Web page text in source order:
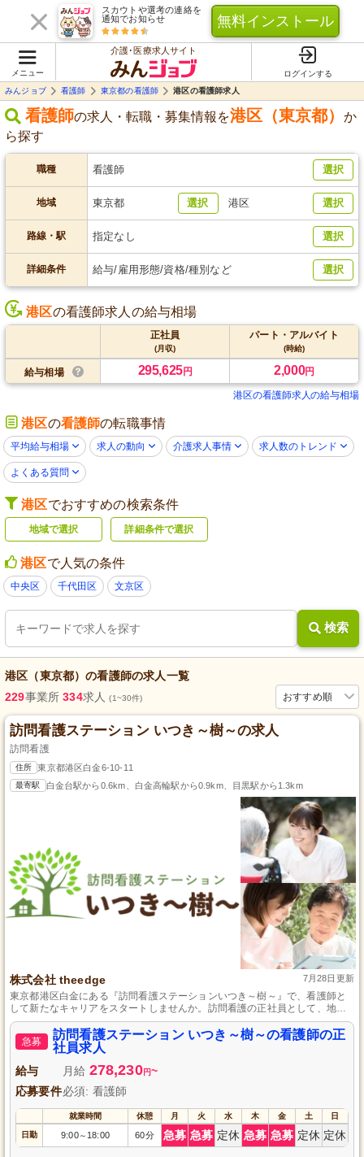
スカウトや選考の連絡を
通知でお知らせ
無料インストール
メニュー
介護･医療求人サイト
ログインする
みんジョブ
看護師 東京都の看護師 港区の看護師求人
看護師の求人・転職・募集情報を港区（東京都）
か
ら探す
職種 看護師 選択
地域 東京都 選択 港区 選択
路線・駅 指定なし 選択
詳細条件 給与/雇用形態/資格/種別など 選択
港区の看護師求人の給与相場
正社員
(月収)
パート・アルバイト
(時給)
給与相場 295,625円 2,000円
港区の看護師求人の給与相場
港区の看護師の転職事情
平均給与相場 求人の動向 介護求人事情 求人数のトレンド
よくある質問
港区でおすすめの検索条件
地域で選択 詳細条件で選択
港区で人気の条件
中央区 千代田区 文京区
検索
港区（東京都）の看護師の求人一覧
おすすめ順
229事業所 334求人(1~30件)
訪問看護ステーション いつき～樹～の求人
訪問看護
住所 東京都港区白金6-10-11
最寄駅 白金台駅から0.6km、白金高輪駅から0.9km、目黒駅から1.3km
株式会社 theedge 7月28日更新
東京都港区白金にある『訪問看護ステーションいつき～樹～』で、看護師と
して新たなキャリアをスタートしませんか。訪問看護の正社員として、地域
社会での生活を支えるやりがいと成長が待っています。未経験からでも確実
に成長できる教育体制が整っており、充実した研修制度とキャリアアップの
サポートが提供されています。緑豊かな職場環境で、一緒に在宅医療の未来
を創りましょう。あなたの力を必要としています。
急募
訪問看護ステーション いつき～樹～の看護師の正
社員求人
給与 月給 278,230円~
応募要件必須: 看護師
就業時間 休憩 月 火 水 木 金 土 日
日勤 9:00～ 18:00 60分 急募 急募 定休 急募 急募 定休 定休